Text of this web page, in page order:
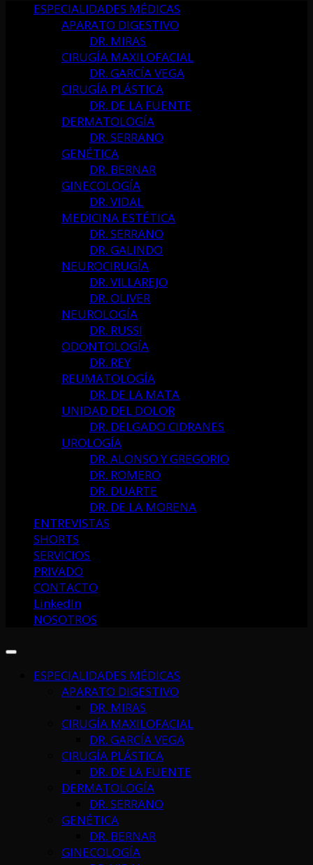
ESPECIALIDADES MÉDICAS
APARATO DIGESTIVO
DR. MIRAS
CIRUGÍA MAXILOFACIAL
DR. GARCÍA VEGA
CIRUGÍA PLÁSTICA
DR. DE LA FUENTE
DERMATOLOGÍA
DR. SERRANO
GENÉTICA
DR. BERNAR
GINECOLOGÍA
DR. VIDAL
MEDICINA ESTÉTICA
DR. SERRANO
DR. GALINDO
NEUROCIRUGÍA
DR. VILLAREJO
DR. OLIVER
NEUROLOGÍA
DR. RUSSI
ODONTOLOGÍA
DR. REY
REUMATOLOGÍA
DR. DE LA MATA
UNIDAD DEL DOLOR
DR. DELGADO CIDRANES
UROLOGÍA
DR. ALONSO Y GREGORIO
DR. ROMERO
DR. DUARTE
DR. DE LA MORENA
ENTREVISTAS
SHORTS
SERVICIOS
PRIVADO
CONTACTO
LinkedIn
NOSOTROS
ESPECIALIDADES MÉDICAS
APARATO DIGESTIVO
DR. MIRAS
CIRUGÍA MAXILOFACIAL
DR. GARCÍA VEGA
CIRUGÍA PLÁSTICA
DR. DE LA FUENTE
DERMATOLOGÍA
DR. SERRANO
GENÉTICA
DR. BERNAR
GINECOLOGÍA